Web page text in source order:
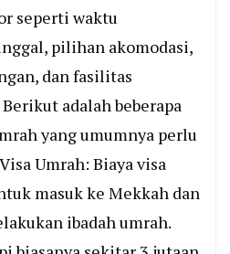
seperti waktu
pilihan akomodasi,
dan fasilitas
adalah beberapa
yang umumnya perlu
Umrah: Biaya visa
masuk ke Mekkah dan
ibadah umrah.